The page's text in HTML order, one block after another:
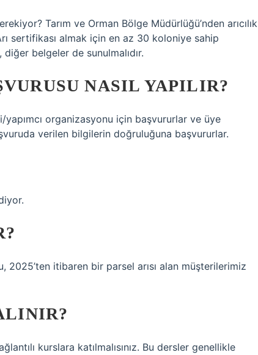
Tarım ve Orman Bölge Müdürlüğü’nden arıcılık
sertifikası almak için en az 30 koloniye sahip
diğer belgeler de sunulmalıdır.
NASIL YAPILIR?
organizasyonu için başvururlar ve üye
verilen bilgilerin doğruluğuna başvururlar.
2025’ten itibaren bir parsel arısı alan müşterilerimiz
kurslara katılmalısınız. Bu dersler genellikle